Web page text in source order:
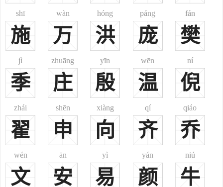
郑吉西汉，？-前49年，浙江绍兴，将领，护鄯善以西南道使者。
郑兴东汉，河南开封，经学家
郑众东汉，？ - 83年，河南开封 郑兴之子，经学家、官员、名
儒，世称先郑、郑司农
郑崇东汉，山东高密，汉代尚书仆射
郑弘东汉，？-86年，会稽山阴
郑玄东汉，127年-200年，山东高密，经学大师。
郑道昭北魏，455年-516年，河南荥阳，书法家。
郑愔唐代 ？- 710年，河北沧县（属沧州） 诗人、宰相
郑虔唐代，691年-759年，河南荥阳，文学家、诗人、书画家。
郑珣瑜唐代，738年-805年，河南荥泽（今郑州市） 唐代宰相
郑余庆唐代，748年－820年，荥阳，宰相
郑絪唐代，752年 - 829年，荥阳，南郑相
shī
施
wàn
万
hóng
洪
páng
庞
fán
樊
jì
季
zhuāng
庄
yīn
殷
wēn
温
ní
倪
zhái
翟
shēn
申
xiàng
向
qí
齐
qiáo
乔
wén
文
ān
安
yì
易
yán
颜
niú
牛